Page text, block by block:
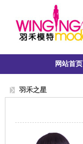
网站首页
羽禾之星